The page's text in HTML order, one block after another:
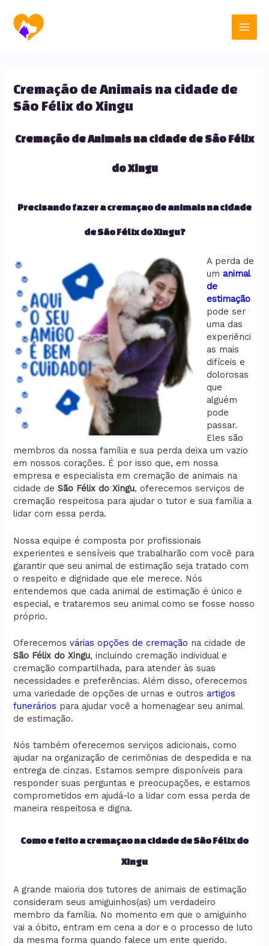
para
conteúdo
Main
Cremação de Animais na cidade de
São Félix do Xingu
Cremação de Animais na cidade de São Félix
do Xingu
Precisando fazer a cremaçao de animais na cidade
de São Félix do Xingu?
A perda de
umanimal
de
estimação
pode ser
uma das
experiênci
as mais
difíceis e
dolorosas
que
alguém
pode
passar.
Eles são
membros da nossa família e sua perda deixa um vazio
em nossos corações. É por isso que, em nossa
empresa e especialista em cremação de animais na
cidade deSão Félix do Xingu, oferecemos serviços de
cremação respeitosa para ajudar o tutor e sua família a
lidar com essa perda.
Nossa equipe é composta por profissionais
experientes e sensíveis que trabalharão com você para
garantir que seu animal de estimação seja tratado com
o respeito e dignidade que ele merece. Nós
entendemos que cada animal de estimação é único e
especial, e trataremos seu animal como se fosse nosso
próprio.
Oferecemosvárias opções de cremação na cidade de
São Félix do Xingu, incluindo cremação individual e
cremação compartilhada, para atender às suas
necessidades e preferências. Além disso, oferecemos
uma variedade de opções de urnas e outros artigos
funerários para ajudar você a homenagear seu animal
de estimação.
Nós também oferecemos serviços adicionais, como
ajudar na organização de cerimônias de despedida e na
entrega de cinzas. Estamos sempre disponíveis para
responder suas perguntas e preocupações, e estamos
comprometidos em ajudá-lo a lidar com essa perda de
maneira respeitosa e digna.
Como e feito a cremaçao na cidade de São Félix do
Xingu
A grande maioria dos tutores de animais de estimação
consideram seus amiguinhos(as) um verdadeiro
membro da família. No momento em que o amiguinho
vai a óbito, entram em cena a dor e o processo de luto
da mesma forma quando falece um ente querido.